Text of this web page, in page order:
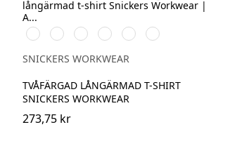
Vit/SvartStålgrå/Svart
Svart/Stålgrå
Svart/Neongul
Chiliröd/Svart
Marinblå/Svart
SNICKERS WORKWEAR
TVÅFÄRGAD LÅNGÄRMAD T-SHIRT
SNICKERS WORKWEAR
273,75 kr